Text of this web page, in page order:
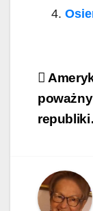
Post